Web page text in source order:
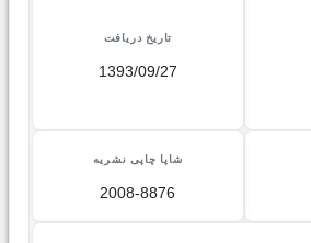
تاریخ دریافت
1393/09/27
شاپا چاپی نشریه
2008-8876